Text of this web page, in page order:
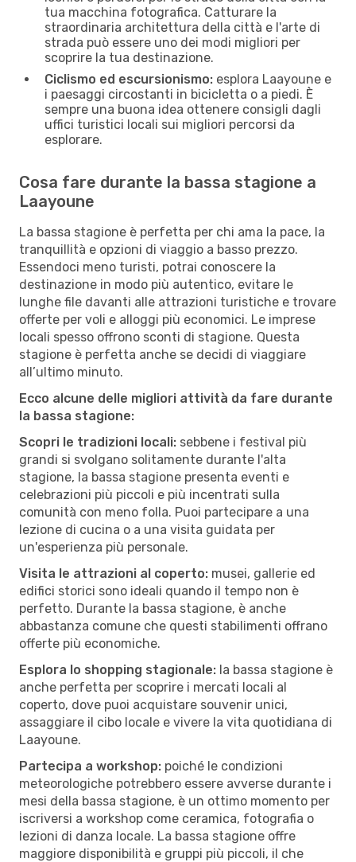
tua macchina fotografica. Catturare la
straordinaria architettura della città e l'arte di
strada può essere uno dei modi migliori per
scoprire la tua destinazione.
Ciclismo ed escursionismo: esplora Laayoune e
i paesaggi circostanti in bicicletta o a piedi. È
sempre una buona idea ottenere consigli dagli
uffici turistici locali sui migliori percorsi da
esplorare.
Cosa fare durante la bassa stagione a
Laayoune
La bassa stagione è perfetta per chi ama la pace, la
tranquillità e opzioni di viaggio a basso prezzo.
Essendoci meno turisti, potrai conoscere la
destinazione in modo più autentico, evitare le
lunghe file davanti alle attrazioni turistiche e trovare
offerte per voli e alloggi più economici. Le imprese
locali spesso offrono sconti di stagione. Questa
stagione è perfetta anche se decidi di viaggiare
all’ultimo minuto.
Ecco alcune delle migliori attività da fare durante
la bassa stagione:
Scopri le tradizioni locali: sebbene i festival più
grandi si svolgano solitamente durante l'alta
stagione, la bassa stagione presenta eventi e
celebrazioni più piccoli e più incentrati sulla
comunità con meno folla. Puoi partecipare a una
lezione di cucina o a una visita guidata per
un'esperienza più personale.
Visita le attrazioni al coperto: musei, gallerie ed
edifici storici sono ideali quando il tempo non è
perfetto. Durante la bassa stagione, è anche
abbastanza comune che questi stabilimenti offrano
offerte più economiche.
Esplora lo shopping stagionale: la bassa stagione è
anche perfetta per scoprire i mercati locali al
coperto, dove puoi acquistare souvenir unici,
assaggiare il cibo locale e vivere la vita quotidiana di
Laayoune.
Partecipa a workshop: poiché le condizioni
meteorologiche potrebbero essere avverse durante i
mesi della bassa stagione, è un ottimo momento per
iscriversi a workshop come ceramica, fotografia o
lezioni di danza locale. La bassa stagione offre
maggiore disponibilità e gruppi più piccoli, il che